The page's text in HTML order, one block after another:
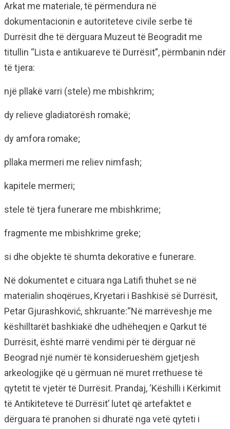
Arkat me materiale, të përmendura në
dokumentacionin e autoriteteve civile serbe të
Durrësit dhe të dërguara Muzeut të Beogradit me
titullin “Lista e antikuareve të Durrësit”, përmbanin ndër
të tjera:
një pllakë varri (stele) me mbishkrim;
dy relieve gladiatorësh romakë;
dy amfora romake;
pllaka mermeri me reliev nimfash;
kapitele mermeri;
stele të tjera funerare me mbishkrime;
fragmente me mbishkrime greke;
si dhe objekte të shumta dekorative e funerare.
Në dokumentet e cituara nga Latifi thuhet se në
materialin shoqërues, Kryetari i Bashkisë së Durrësit,
Petar Gjurashković, shkruante:“Në marrëveshje me
këshilltarët bashkiakë dhe udhëheqjen e Qarkut të
Durrësit, është marrë vendimi për të dërguar në
Beograd një numër të konsiderueshëm gjetjesh
arkeologjike që u gërmuan në muret rrethuese të
qytetit të vjetër të Durrësit. Prandaj, ‘Këshilli i Kërkimit
të Antikiteteve të Durrësit’ lutet që artefaktet e
dërguara të pranohen si dhuratë nga vetë qyteti i